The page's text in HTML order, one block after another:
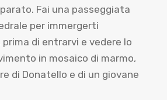
Fai una passeggiata
per immergerti
di entrarvi e vedere lo
in mosaico di marmo,
di Donatello e di un giovane